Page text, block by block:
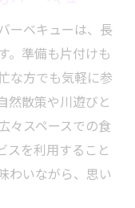
ーベキューは、長
。準備も片付けも
な方でも気軽に参
然散策や川遊びと
々スペースでの食
スを利用すること
わいながら、思い